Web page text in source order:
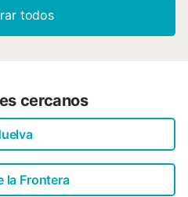
todos
cercanos
la Frontera